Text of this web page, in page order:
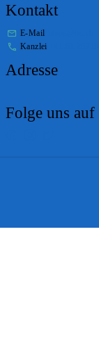
Kontakt
E-Mail
Kanzlei
Adresse
Folge uns auf